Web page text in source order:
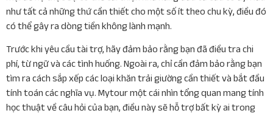
như tất cả những thứ cần thiết cho một số ít theo chu kỳ, điều đó
có thể gây ra dòng tiền không lành mạnh.
Trước khi yêu cầu tài trợ, hãy đảm bảo rằng bạn đã điều tra chi
phí, từ ngữ và các tình huống. Ngoài ra, chỉ cần đảm bảo rằng bạn
tìm ra cách sắp xếp các loại khăn trải giường cần thiết và bắt đầu
tính toán các nghĩa vụ. Mytour một cái nhìn tổng quan mang tính
học thuật về câu hỏi của bạn, điều này sẽ hỗ trợ bất kỳ ai trong